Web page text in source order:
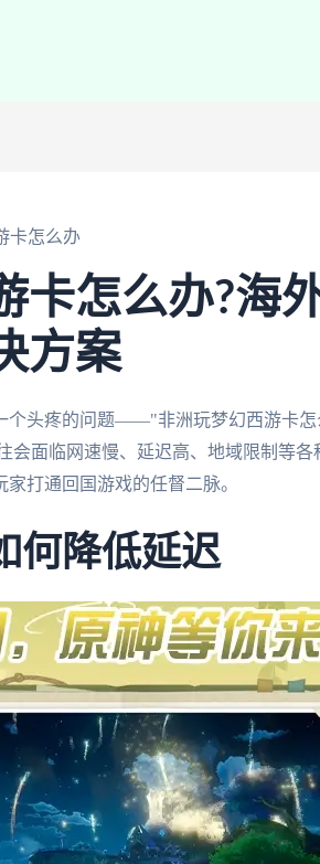
卡怎么办
卡怎么办?海
方案
个头疼的问题——"非洲玩梦幻西游卡怎
会面临网速慢、延迟高、地域限制等
打通回国游戏的任督二脉。
何降低延迟